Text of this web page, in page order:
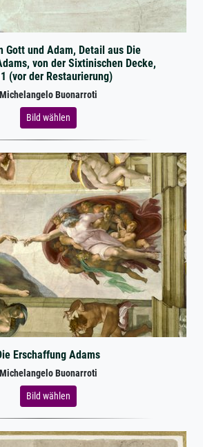
Gott und Adam, Detail aus Die
von der Sixtinischen Decke,
(vor der Restaurierung)
Michelangelo Buonarroti
Bild wählen
Erschaffung Adams
Michelangelo Buonarroti
Bild wählen